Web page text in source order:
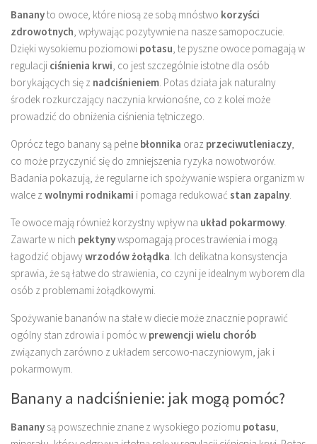
Bananyto owoce, które niosą ze sobą mnóstwo korzyści
zdrowotnych, wpływając pozytywnie na nasze samopoczucie.
Dzięki wysokiemu poziomowi potasu, te pyszne owoce pomagają w
regulacji ciśnienia krwi, co jest szczególnie istotne dla osób
borykających się z nadciśnieniem. Potas działa jak naturalny
środek rozkurczający naczynia krwionośne, co z kolei może
prowadzić do obniżenia ciśnienia tętniczego.
Oprócz tego banany są pełne błonnika oraz przeciwutleniaczy,
co może przyczynić się do zmniejszenia ryzyka nowotworów.
Badania pokazują, że regularne ich spożywanie wspiera organizm w
walce z wolnymi rodnikami i pomaga redukować stan zapalny.
Te owoce mają również korzystny wpływ na układ pokarmowy.
Zawarte w nich pektynywspomagają proces trawienia i mogą
łagodzić objawywrzodów żołądka. Ich delikatna konsystencja
sprawia, że są łatwe do strawienia, co czyni je idealnym wyborem dla
osób z problemami żołądkowymi.
Spożywanie bananów na stałe w diecie może znacznie poprawić
ogólny stan zdrowia i pomóc w prewencji wielu chorób
związanych zarówno z układem sercowo-naczyniowym, jak i
pokarmowym.
Banany a nadciśnienie: jak mogą pomóc?
Banany są powszechnie znane z wysokiego poziomu potasu,